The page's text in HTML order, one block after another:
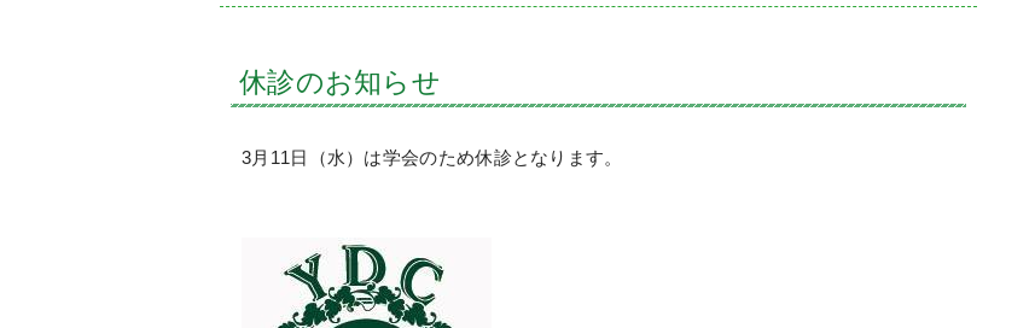
休診のお知らせ
3月11日（水）は学会のため休診となります。